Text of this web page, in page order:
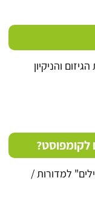
והניקיון
למדורות /